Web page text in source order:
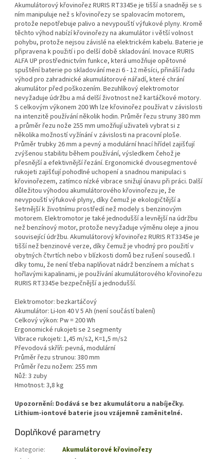
Akumulátorový křovinořez RURIS RT3345e je tišší a snadněji se s
ním manipuluje než s křovinořezy se spalovacím motorem,
protože nepotřebuje palivo a nevypouští výfukové plyny. Kromě
těchto výhod nabízí křovinořezy na akumulátor i větší volnost
pohybu, protože nejsou závislé na elektrickém kabelu. Baterie je
připravena k použití i po delší době skladování. Inovace RURIS
ALFA UP prostřednictvím funkce, která umožňuje opětovné
spuštění baterie po skladování mezi 6 - 12 měsíci, přináší řadu
výhod pro zahradnické akumulátorové nářadí, které chrání
akumulátor před poškozením. Bezuhlíkový elektromotor
nevyžaduje údržbu a má delší životnost než kartáčkové motory.
S celkovým výkonem 200 Wh lze křovinořez používat v závislosti
na intenzitě používání několik hodin. Průměr řezu struny 380 mm
a průměr řezu nože 255 mm umožňují uživateli vybrat si z
několika možností vyžínání v závislosti na pracovní ploše.
Průměr trubky 26 mm a pevný a modulární hnací hřídel zajišťují
zvýšenou stabilitu během používání, výsledkem čehož je
přesnější a efektivnější řezání. Ergonomické dvousegmentové
rukojeti zajišťují pohodlné uchopení a snadnou manipulaci s
křovinořezem, zatímco nízké vibrace snižují únavu při práci. Další
důležitou výhodou akumulátorového křovinořezu je, že
nevypouští výfukové plyny, díky čemuž je ekologičtější a
šetrnější k životnímu prostředí než modely s benzinovým
motorem. Elektromotor je také jednodušší a levnější na údržbu
než benzínový motor, protože nevyžaduje výměnu oleje a jinou
související údržbu. Akumulátorový křovinořez RURIS RT3345e je
tišší než benzinové verze, díky čemuž je vhodný pro použití v
obytných čtvrtích nebo v blízkosti domů bez rušení sousedů. I
díky tomu, že není třeba naplňovat nádrž benzínem a míchat s
hořlavými kapalinami, je používání akumulátorového křovinořezu
RURIS RT3345e bezpečnější a jednodušší.
Elektromotor: bezkartáčový
Akumulátor: Li-Ion 40 V 5 Ah (není součástí balení)
Celkový výkon: Pw = 200 Wh
Ergonomické rukojeti se 2 segmenty
Vibrace rukojeti: 1,45 m/s2, K=1,5 m/s2
Převodová skříň: pevná, modulární
Průměr řezu strunou: 380 mm
Průměr řezu nožem: 255 mm
Nůž: 3 zuby
Hmotnost: 3,8 kg
Upozornění: Dodává se bez akumulátoru a nabíječky.
Lithium-iontové baterie jsou vzájemně zaměnitelné.
Doplňkové parametry
Kategorie:
Akumulátorové křovinořezy